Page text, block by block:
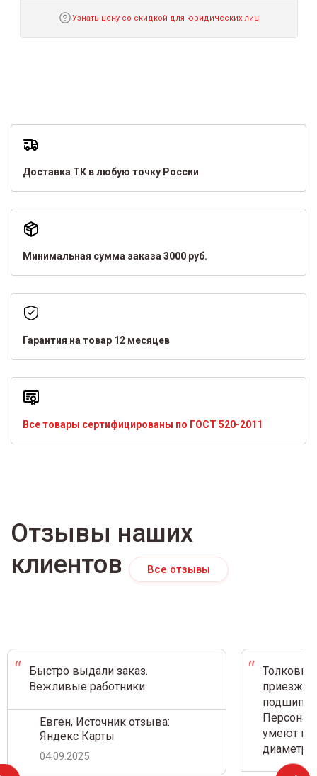
Узнать цену со скидкой для юридических лиц
Доставка ТК в любую точку России
Минимальная сумма заказа 3000 руб.
Гарантия на товар 12 месяцев
Все товары сертифицированы по ГОСТ 520-2011
Отзывы наших
клиентов
Все отзывы
Быстро выдали заказ.
Вежливые работники.
Евген, Источник отзыва:
Яндекс Карты
04.09.2025
Толковый
умеют на
диаметр.